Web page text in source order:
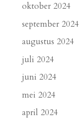
oktober 2024
september 2024
augustus 2024
juli 2024
juni 2024
mei 2024
april 2024